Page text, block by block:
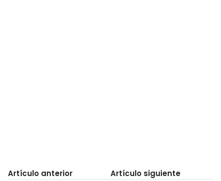
Artículo anterior Artículo siguiente